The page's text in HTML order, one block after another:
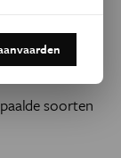
voor vaccins
kan de
soorten